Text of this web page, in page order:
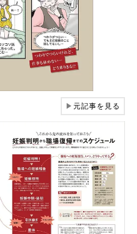
▶元記事を見る